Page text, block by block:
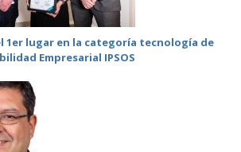
1er lugar en la categoría tecnología de
Empresarial IPSOS